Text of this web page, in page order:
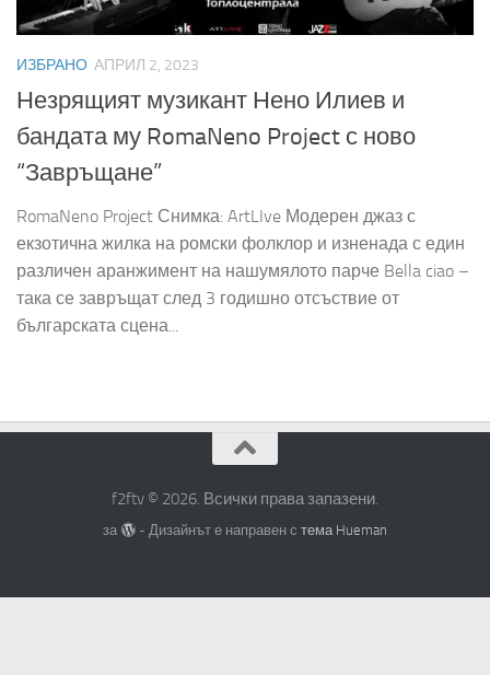
ИЗБРАНО АПРИЛ 2, 2023
Незрящият музикант Нено Илиев и
бандата му RomaNeno Project с ново
“Завръщане”
RomaNeno Project Снимка: ArtLIve Модерен джаз с
екзотична жилка на ромски фолклор и изненада с един
различен аранжимент на нашумялото парче Bella ciao –
така се завръщат след 3 годишно отсъствие от
българската сцена...
f2ftv © 2026. Всички права запазени.
за - Дизайнът е направен с тема Hueman